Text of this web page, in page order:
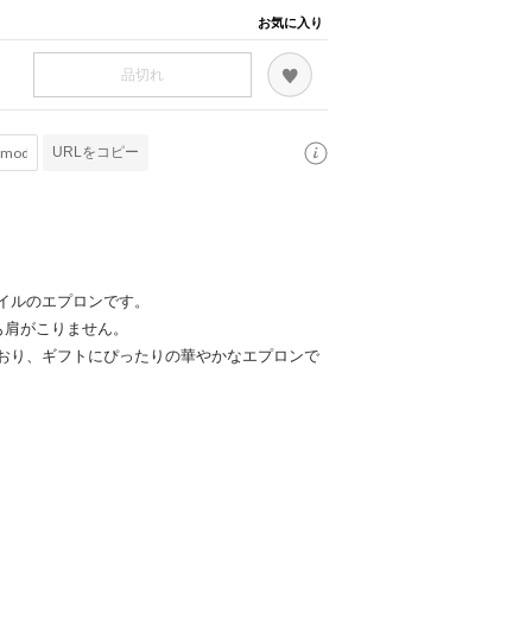
お気に入り
品切れ
URLをコピー
のエプロンです。
がこりません。
り、ギフトにぴったりの華やかなエプロンで